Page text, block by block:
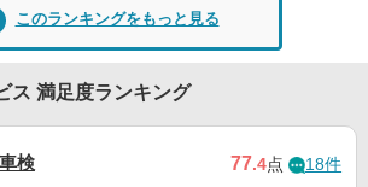
このランキングをもっと見る
ス 満足度ランキング
検 77.4点 18件